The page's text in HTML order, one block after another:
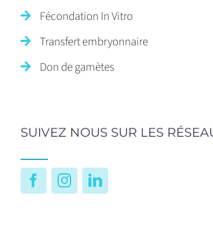
Fécondation In Vitro
Transfert embryonnaire
Don de gamètes
SUIVEZ NOUS SUR LES
FacebookInstagramLinkedIn